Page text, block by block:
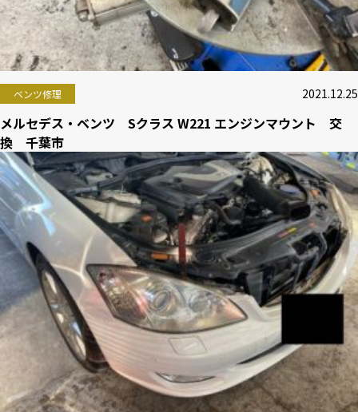
ベンツ修理 2021.12.25
メルセデス・ベンツ Sクラス W221 エンジンマウント 交
換 千葉市